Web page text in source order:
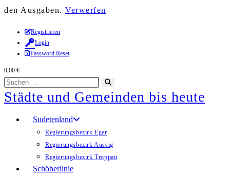
den Ausgaben. Verwerfen
Zum
Inhalt
springen
Registrieren
Login
Password Reset
0,00 €
Diese
Website
durchsuchen
starten
Städte und Gemeinden bis heute
Sudetenland
Regierungsbezirk Eger
Regierungsbezirk Aussig
Regierungsbezirk Troppau
Schöberlinie